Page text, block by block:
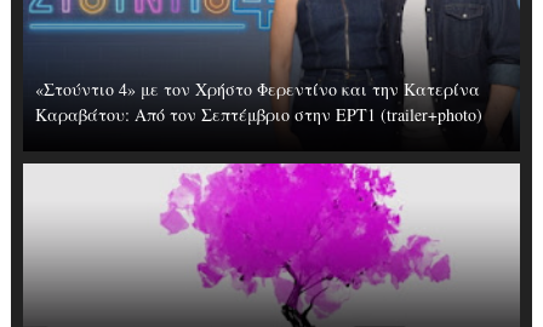
«Στούντιο 4» με τον Χρήστο Φερεντίνο και την Κατερίνα
Καραβάτου: Από τον Σεπτέμβριο στην ΕΡΤ1 (trailer+photo)